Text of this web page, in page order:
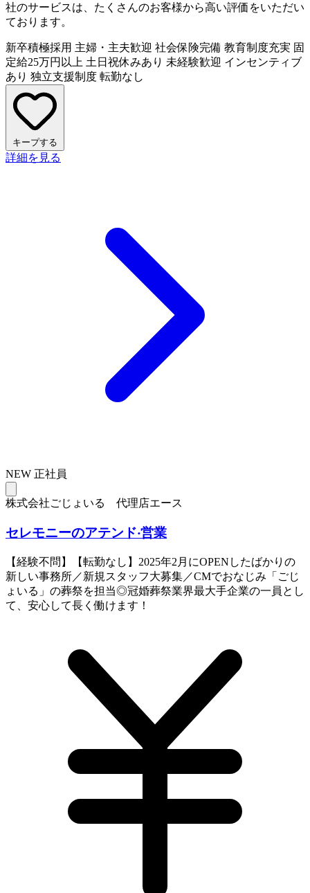
社のサービスは、たくさんのお客様から高い評価をいただい
ております。
新卒積極採用 主婦・主夫歓迎 社会保険完備 教育制度充実 固
定給25万円以上 土日祝休みあり 未経験歓迎 インセンティブ
あり 独立支援制度 転勤なし
キープする
詳細を見る
NEW 正社員
株式会社ごじょいる 代理店エース
セレモニーのアテンド‧営業
【経験不問】【転勤なし】2025年2月にOPENしたばかりの
新しい事務所／新規スタッフ大募集／CMでおなじみ「ごじ
ょいる」の葬祭を担当◎冠婚葬祭業界最大手企業の一員とし
て、安心して長く働けます！